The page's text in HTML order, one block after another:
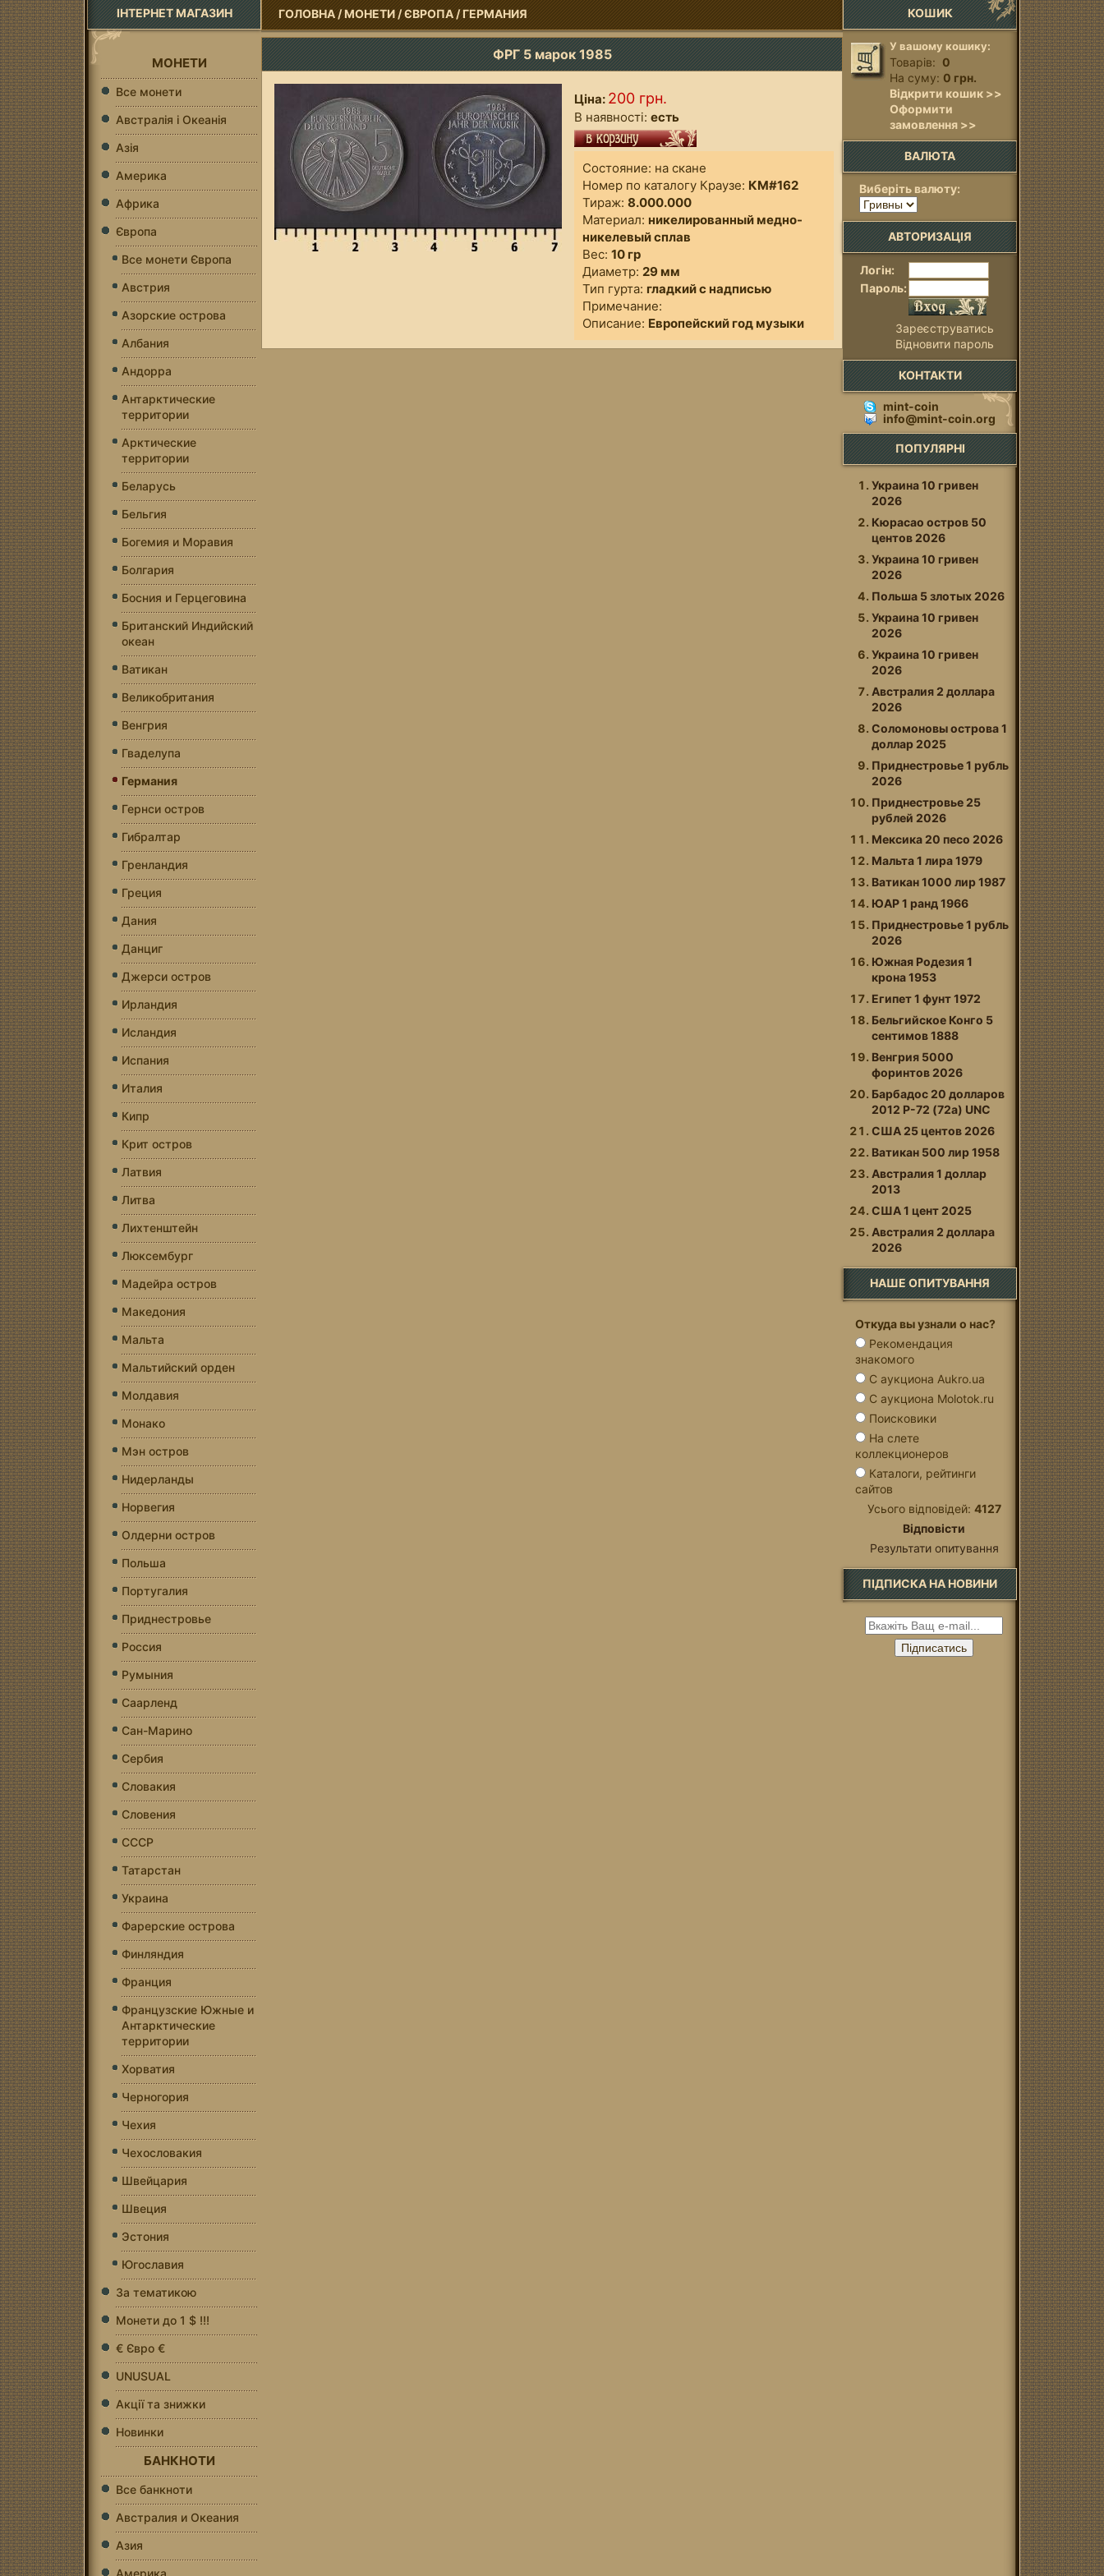
ГОЛОВНА/МОНЕТИ/ЄВРОПА/ГЕРМАНИЯ
ФРГ 5 марок 1985
Ціна: 200 грн.
В наявності: есть
Состояние: на скане
Номер по каталогу Краузе: КМ#162
Тираж: 8.000.000
Материал: никелированный медно-
никелевый сплав
Вес: 10 гр
Диаметр: 29 мм
Тип гурта: гладкий с надписью
Примечание:
Описание: Европейский год музыки
ІНТЕРНЕТ МАГАЗИН
МОНЕТИ
Все монети
Австралія і Океанія
Азія
Америка
Африка
Європа
Все монети Європа
Австрия
Азорские острова
Албания
Андорра
Антарктические
территории
Арктические
территории
Беларусь
Бельгия
Богемия и Моравия
Болгария
Босния и Герцеговина
Британский Индийский
океан
Ватикан
Великобритания
Венгрия
Гваделупа
Германия
Гернси остров
Гибралтар
Гренландия
Греция
Дания
Данциг
Джерси остров
Ирландия
Исландия
Испания
Италия
Кипр
Крит остров
Латвия
Литва
Лихтенштейн
Люксембург
Мадейра остров
Македония
Мальта
Мальтийский орден
Молдавия
Монако
Мэн остров
Нидерланды
Норвегия
Олдерни остров
Польша
Португалия
Приднестровье
Россия
Румыния
Саарленд
Сан-Марино
Сербия
Словакия
Словения
СССР
Татарстан
Украина
Фарерские острова
Финляндия
Франция
Французские Южные и
Антарктические
территории
Хорватия
Черногория
Чехия
Чехословакия
Швейцария
Швеция
Эстония
Югославия
За тематикою
Монети до 1 $ !!!
€ Євро €
UNUSUAL
Акції та знижки
Новинки
БАНКНОТИ
Все банкноти
Австралия и Океания
Азия
КОШИК
У вашому кошику:
Товарів: 0
На суму: 0 грн.
Відкрити кошик >>
Оформити
замовлення >>
ВАЛЮТА
Виберіть валюту:
АВТОРИЗАЦІЯ
Логін:
Пароль:
Зареєструватись
Відновити пароль
КОНТАКТИ
mint-coin
info@mint-coin.org
ПОПУЛЯРНІ
Украина 10 гривен
2026
Кюрасао остров 50
центов 2026
Украина 10 гривен
2026
Польша 5 злотых 2026
Украина 10 гривен
2026
Украина 10 гривен
2026
Австралия 2 доллара
2026
Соломоновы оcтрова 1
доллар 2025
Приднестровье 1 рубль
2026
Приднестровье 25
рублей 2026
Мексика 20 песо 2026
Мальта 1 лира 1979
Ватикан 1000 лир 1987
ЮАР 1 ранд 1966
Приднестровье 1 рубль
2026
Южная Родезия 1
крона 1953
Египет 1 фунт 1972
Бельгийское Конго 5
сентимов 1888
Венгрия 5000
форинтов 2026
Барбадос 20 долларов
2012 P-72 (72a) UNC
США 25 центов 2026
Ватикан 500 лир 1958
Австралия 1 доллар
2013
США 1 цент 2025
Австралия 2 доллара
2026
НАШЕ ОПИТУВАННЯ
Откуда вы узнали о нас?
Рекомендация
знакомого
С аукциона Aukro.ua
С аукциона Molotok.ru
Поисковики
На слете
коллекционеров
Каталоги, рейтинги
сайтов
Усього відповідей: 4127
Відповісти
Результати опитування
ПІДПИСКА НА НОВИНИ